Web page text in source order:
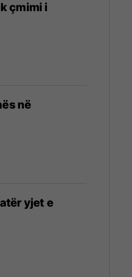
çmimi i
në
yjet e